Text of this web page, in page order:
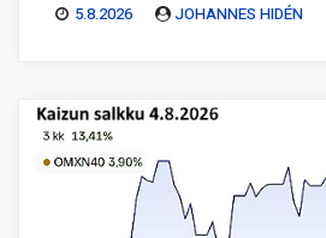
5.8.2026 JOHANNES HIDÉN